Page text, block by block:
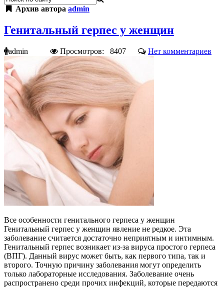
Архив автора admin
Генитальный герпес у женщин
admin Просмотров: 8407 Нет комментариев
Все особенности генитального герпеса у женщин
Генитальный герпес у женщин явление не редкое. Эта
заболевание считается достаточно неприятным и интимным.
Генитальный герпес возникает из-за вируса простого герпеса
(ВПГ). Данный вирус может быть, как первого типа, так и
второго. Точную причину заболевания могут определить
только лабораторные исследования. Заболевание очень
распространено среди прочих инфекций, которые передаются